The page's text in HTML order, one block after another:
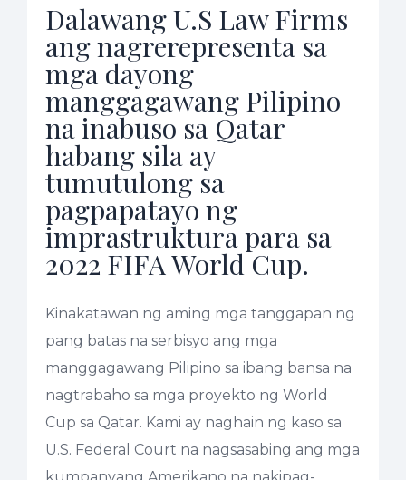
Dalawang U.S Law Firms
ang nagrerepresenta sa
mga dayong
manggagawang Pilipino
na inabuso sa Qatar
habang sila ay
tumutulong sa
pagpapatayo ng
imprastruktura para sa
2022 FIFA World Cup.
Kinakatawan ng aming mga tanggapan ng
pang batas na serbisyo ang mga
manggagawang Pilipino sa ibang bansa na
nagtrabaho sa mga proyekto ng World
Cup sa Qatar. Kami ay naghain ng kaso sa
U.S. Federal Court na nagsasabing ang mga